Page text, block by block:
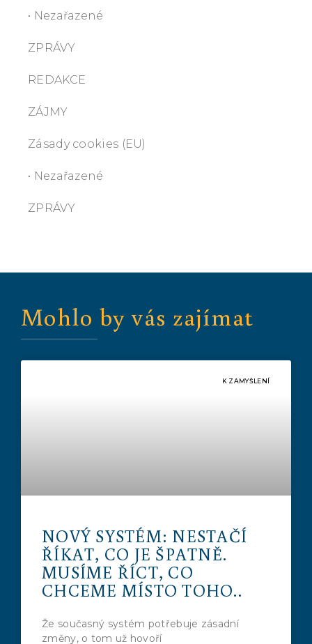
• Nezařazené
ZPRÁVY
REDAKCE
ZÁJMY
Zásady cookies (EU)
• Nezařazené
ZPRÁVY
Mohlo by vás zajímat
K ZAMYŠLENÍ
NOVÝ SYSTÉM: NESTAČÍ
ŘÍKAT, CO JE ŠPATNĚ.
MUSÍME ŘÍCT, CO
CHCEME MÍSTO TOHO..
Že současný systém potřebuje zásadní
změny, o tom už hovoří